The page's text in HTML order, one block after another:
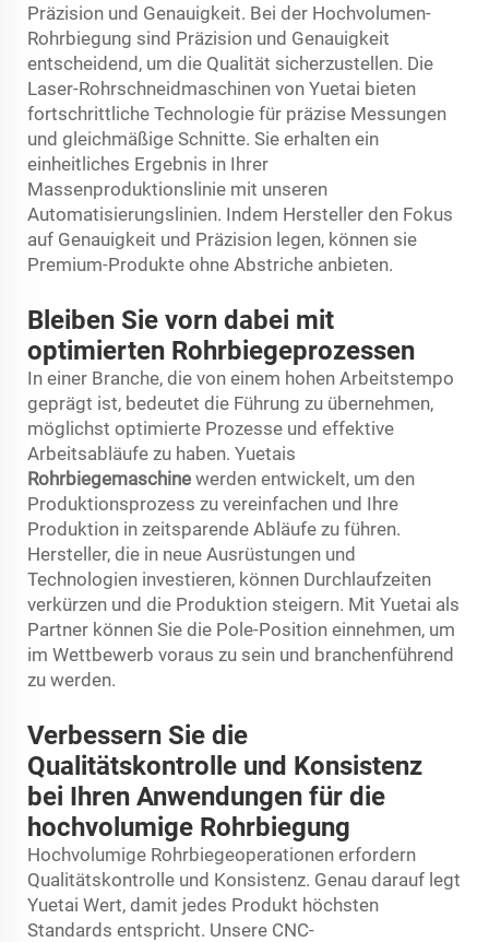
Präzision und Genauigkeit. Bei der Hochvolumen-
Rohrbiegung sind Präzision und Genauigkeit
entscheidend, um die Qualität sicherzustellen. Die
Laser-Rohrschneidmaschinen von Yuetai bieten
fortschrittliche Technologie für präzise Messungen
und gleichmäßige Schnitte. Sie erhalten ein
einheitliches Ergebnis in Ihrer
Massenproduktionslinie mit unseren
Automatisierungslinien. Indem Hersteller den Fokus
auf Genauigkeit und Präzision legen, können sie
Premium-Produkte ohne Abstriche anbieten.
Bleiben Sie vorn dabei mit
optimierten Rohrbiegeprozessen
In einer Branche, die von einem hohen Arbeitstempo
geprägt ist, bedeutet die Führung zu übernehmen,
möglichst optimierte Prozesse und effektive
Arbeitsabläufe zu haben. Yuetais
Rohrbiegemaschine werden entwickelt, um den
Produktionsprozess zu vereinfachen und Ihre
Produktion in zeitsparende Abläufe zu führen.
Hersteller, die in neue Ausrüstungen und
Technologien investieren, können Durchlaufzeiten
verkürzen und die Produktion steigern. Mit Yuetai als
Partner können Sie die Pole-Position einnehmen, um
im Wettbewerb voraus zu sein und branchenführend
zu werden.
Verbessern Sie die
Qualitätskontrolle und Konsistenz
bei Ihren Anwendungen für die
hochvolumige Rohrbiegung
Hochvolumige Rohrbiegeoperationen erfordern
Qualitätskontrolle und Konsistenz. Genau darauf legt
Yuetai Wert, damit jedes Produkt höchsten
Standards entspricht. Unsere CNC-